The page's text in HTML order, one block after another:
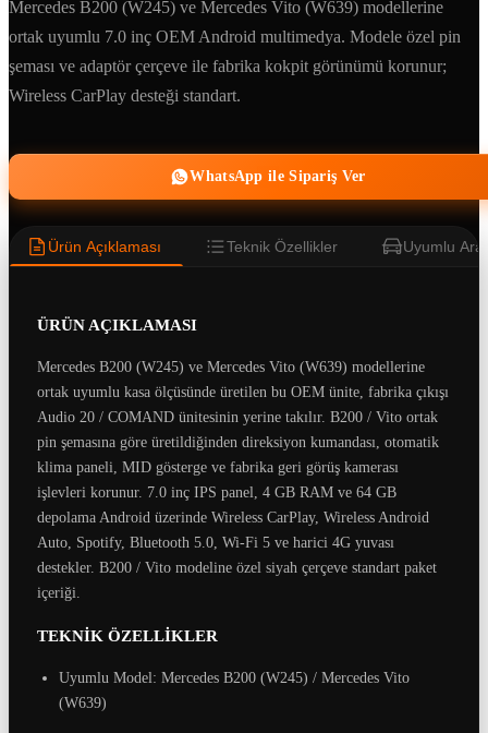
Mercedes B200 (W245) ve Mercedes Vito (W639) modellerine
ortak uyumlu 7.0 inç OEM Android multimedya. Modele özel pin
şeması ve adaptör çerçeve ile fabrika kokpit görünümü korunur;
Wireless CarPlay desteği standart.
WhatsApp ile Sipariş Ver
Ürün Açıklaması Teknik Özellikler Uyumlu
ÜRÜN AÇIKLAMASI
Mercedes B200 (W245) ve Mercedes Vito (W639) modellerine
ortak uyumlu kasa ölçüsünde üretilen bu OEM ünite, fabrika çıkışı
Audio 20 / COMAND ünitesinin yerine takılır. B200 / Vito ortak
pin şemasına göre üretildiğinden direksiyon kumandası, otomatik
klima paneli, MID gösterge ve fabrika geri görüş kamerası
işlevleri korunur. 7.0 inç IPS panel, 4 GB RAM ve 64 GB
depolama Android üzerinde Wireless CarPlay, Wireless Android
Auto, Spotify, Bluetooth 5.0, Wi-Fi 5 ve harici 4G yuvası
destekler. B200 / Vito modeline özel siyah çerçeve standart paket
içeriği.
TEKNİK ÖZELLİKLER
Uyumlu Model: Mercedes B200 (W245) / Mercedes Vito
(W639)